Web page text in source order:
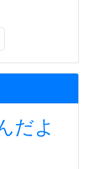
だよ